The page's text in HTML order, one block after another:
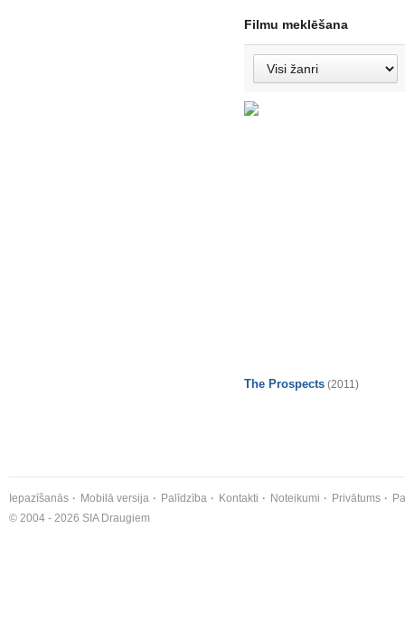
Filmu meklēšana
The Prospects (2011)
Iepazīšanās Mobilā versija Palīdzība Kontakti Noteikumi Privātums
© 2004 - 2026 SIA Draugiem